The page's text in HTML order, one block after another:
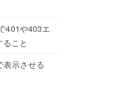
401や403エ
こと
示させる